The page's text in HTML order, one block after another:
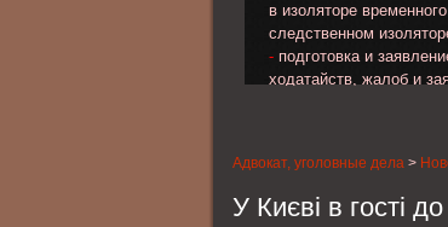
в изоляторе
следственном
- подготовка и
ходатайств, жалоб и
стадии
-
сбор материала,
личность обвиняемого;
Адвокат, уголовные дела >
У Києві в гості